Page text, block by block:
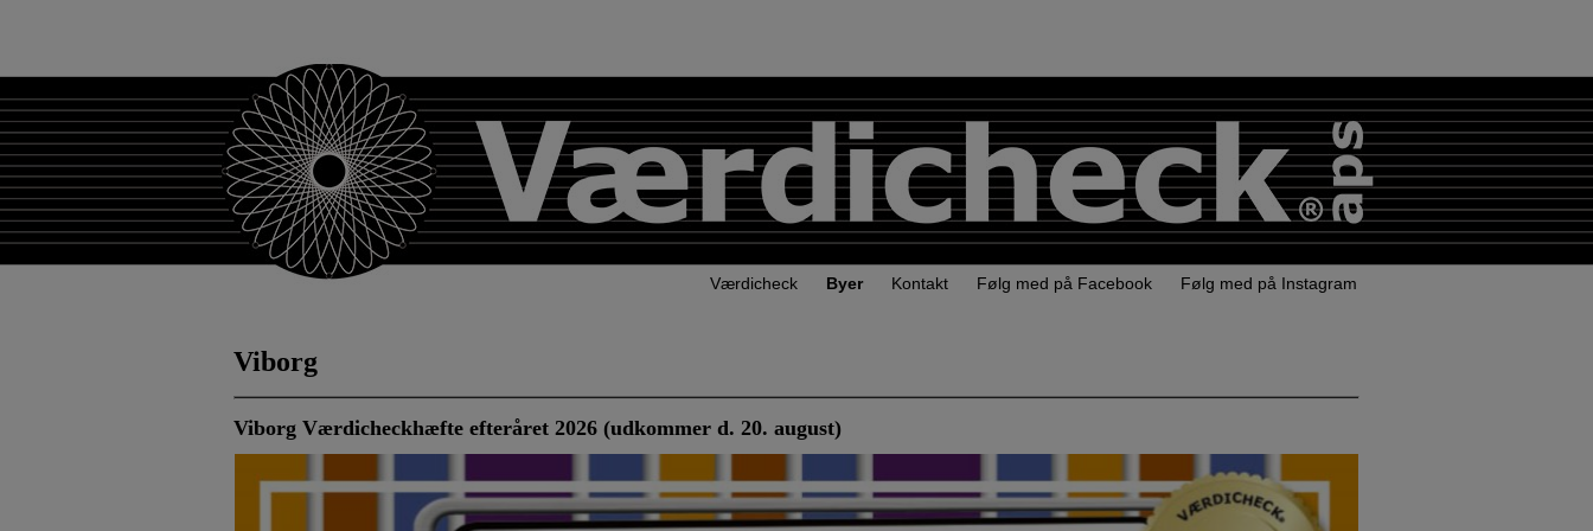
Værdicheck Byer Kontakt Følg med på Facebook Følg med på Instagram
Viborg
Viborg Værdicheckhæfte efteråret 2026 (udkommer d. 20. august)